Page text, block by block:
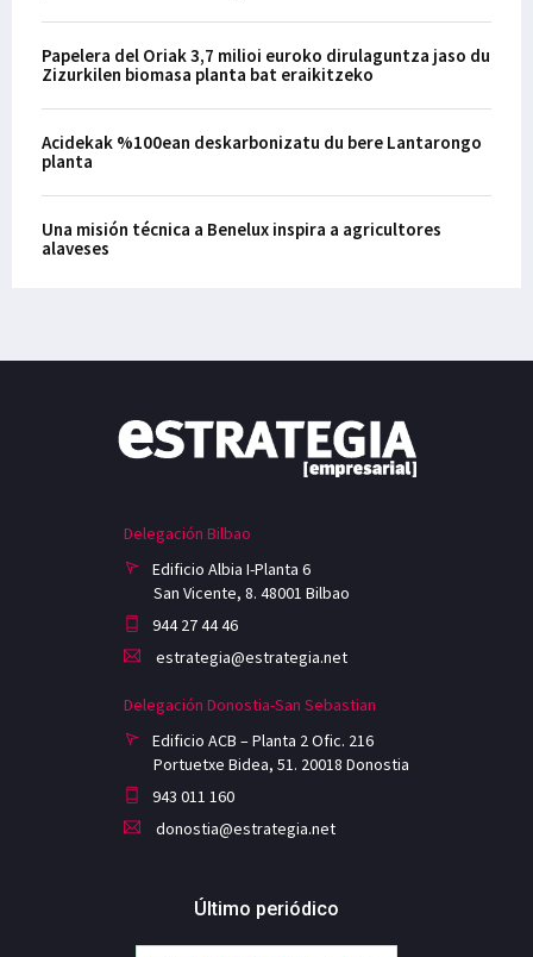
Papelera del Oriak 3,7 milioi euroko dirulaguntza jaso du
Zizurkilen biomasa planta bat eraikitzeko
Acidekak %100ean deskarbonizatu du bere Lantarongo
planta
Una misión técnica a Benelux inspira a agricultores
alaveses
Delegación Bilbao
Edificio Albia I-Planta 6
San Vicente, 8. 48001 Bilbao
944 27 44 46
estrategia@estrategia.net
Delegación Donostia-San Sebastian
Edificio ACB – Planta 2 Ofic. 216
Portuetxe Bidea, 51. 20018 Donostia
943 011 160
donostia@estrategia.net
Último periódico